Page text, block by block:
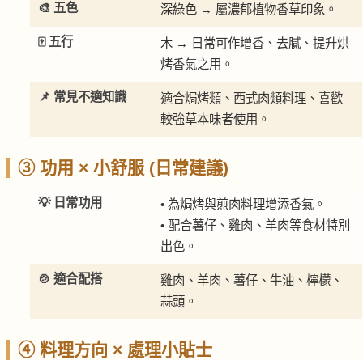
🎨 五色 深綠色 → 屬濃郁植物香草印象。
🀄 五行
木 → 日常可作增香、去膩、提升烘
烤香氣之用。
📌 常見不適知識
適合焗烤類、西式肉類料理、喜歡
較強草本味者使用。
③ 功用 × 小舒服 (日常建議)
💡 日常功用
• 為焗烤與煎肉料理增添香氣。
• 配合薯仔、雞肉、羊肉等食材特別
出色。
🍲 適合配搭
雞肉、羊肉、薯仔、牛油、檸檬、
蒜頭。
④ 料理方向 × 處理小貼士